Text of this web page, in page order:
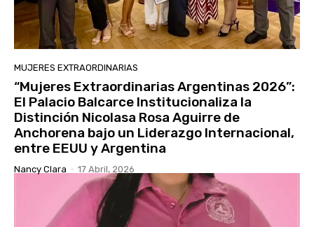
MUJERES EXTRAORDINARIAS
“Mujeres Extraordinarias Argentinas 2026”:
El Palacio Balcarce Institucionaliza la
Distinción Nicolasa Rosa Aguirre de
Anchorena bajo un Liderazgo Internacional,
entre EEUU y Argentina
Nancy Clara - 17 Abril, 2026